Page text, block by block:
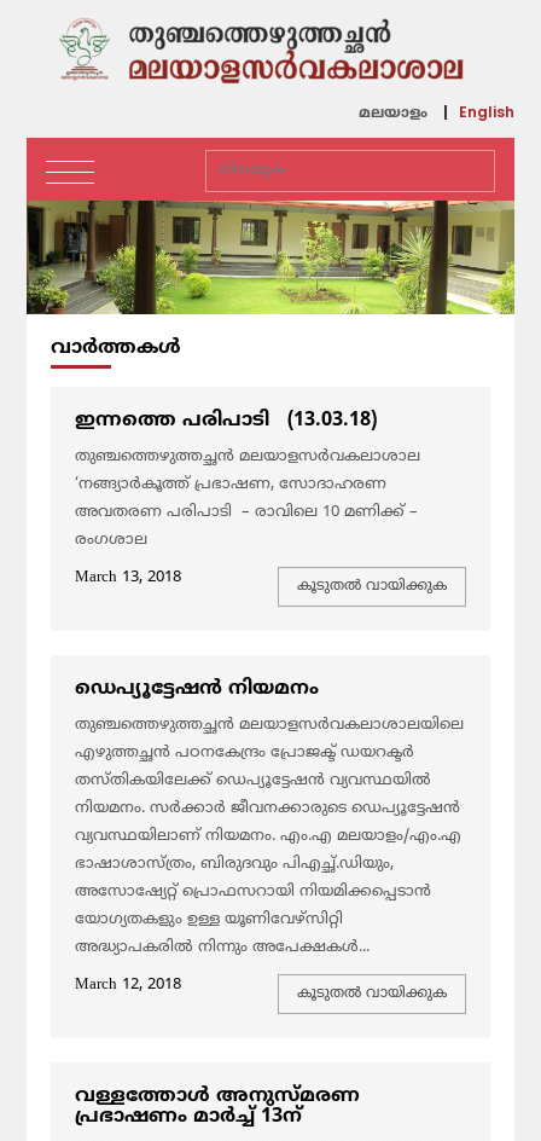
മലയാളം English
വാര്‍ത്തകള്‍
ഇന്നത്തെ പരിപാടി (13.03.18)
തുഞ്ചത്തെഴുത്തച്ഛന്‍ മലയാളസര്‍വകലാശാല
‘നങ്ങ്യാര്‍കൂത്ത് പ്രഭാഷണ, സോദാഹരണ
അവതരണ പരിപാടി – രാവിലെ 10 മണിക്ക് –
രംഗശാല
March 13, 2018
കൂടുതല്‍ വായിക്കുക
ഡെപ്യൂട്ടേഷന്‍ നിയമനം
തുഞ്ചത്തെഴുത്തച്ഛന്‍ മലയാളസര്‍വകലാശാലയിലെ
എഴുത്തച്ഛന്‍ പഠനകേന്ദ്രം പ്രോജക്ട് ഡയറക്ടര്‍
തസ്തികയിലേക്ക് ഡെപ്യൂട്ടേഷന്‍ വ്യവസ്ഥയില്‍
നിയമനം. സര്‍ക്കാര്‍ ജീവനക്കാരുടെ ഡെപ്യൂട്ടേഷന്‍
വ്യവസ്ഥയിലാണ് നിയമനം. എം.എ മലയാളം/എം.എ
ഭാഷാശാസ്ത്രം, ബിരുദവും പിഎച്ഛ്.ഡിയും,
അസോഷ്യേറ്റ്‌ പ്രൊഫസറായി നിയമിക്കപ്പെടാന്‍
യോഗ്യതകളും ഉള്ള യൂണിവേഴ്‌സിറ്റി
അദ്ധ്യാപകരില്‍ നിന്നും അപേക്ഷകള്‍...
March 12, 2018
കൂടുതല്‍ വായിക്കുക
വള്ളത്തോള്‍ അനുസ്മരണ
പ്രഭാഷണം മാര്‍ച്ച് 13ന്